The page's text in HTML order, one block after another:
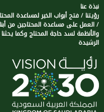
نبذة عنا
رؤيتنا / فتح أبواب الخير لمساعدة
/ العمل على مساعدة المحتاجين من
والأنظمة لسد حاجة المحتاج وكما
الرشيدة